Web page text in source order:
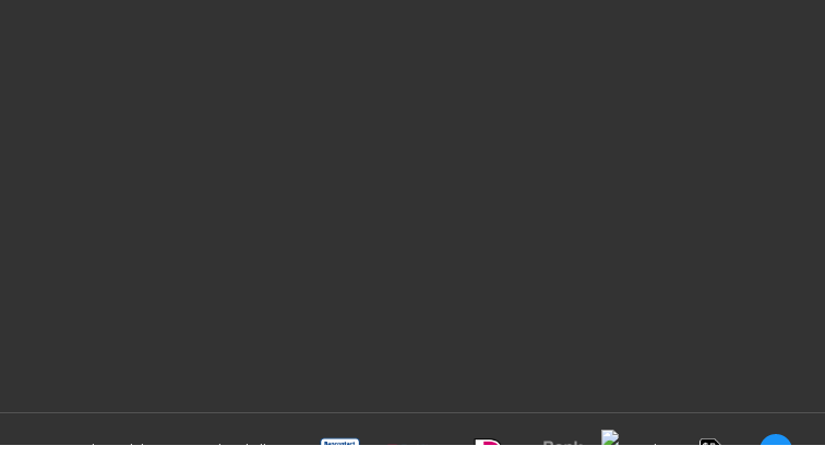
9.0/10-1837beoordelingen opWebwinkelkeur